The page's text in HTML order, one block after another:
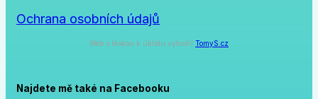
Ochrana osobních údajů
Web s láskou k úklidu vytvořil TomyS.cz
Najdete mě také na Facebooku